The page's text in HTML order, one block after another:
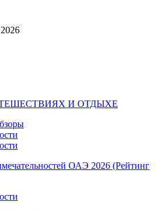
И ОТДЫХЕ
ОАЭ 2026 (Рейтинг